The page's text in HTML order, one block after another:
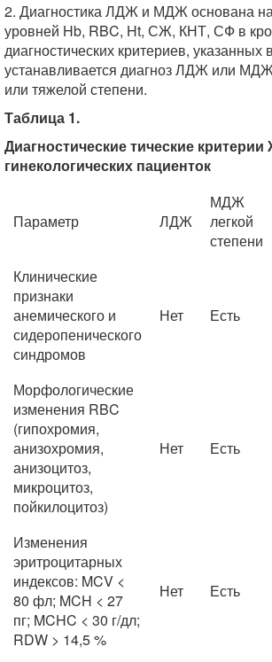
2. Диагностика ЛДЖ и МДЖ основана
уровней Hb, RBC, Ht, СЖ, КНТ, СФ в
диагностических критериев, указанных
устанавливается диагноз ЛДЖ или
или тяжелой степени.
Таблица 1.
Диагностические тические
гинекологических пациенток
Параметр ЛДЖ
МДЖ
легкой
степени
Клинические
признаки
анемического и
сидеропенического
синдромов
Нет Есть
Морфологические
изменения RBC
(гипохромия,
анизохромия,
анизоцитоз,
микроцитоз,
пойкилоцитоз)
Нет Есть
Изменения
эритроцитарных
индексов: MCV <
80 фл; MCH < 27
пг; MCHC < 30 г/дл;
RDW > 14,5 %
Нет Есть